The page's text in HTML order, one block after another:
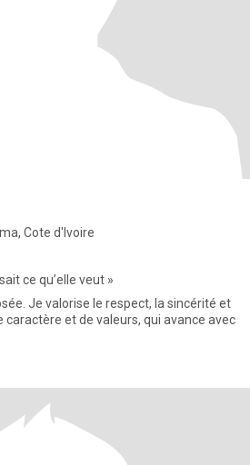
Cote d'Ivoire
ce qu’elle veut »
Je valorise le respect, la sincérité et
caractère et de valeurs, qui avance avec